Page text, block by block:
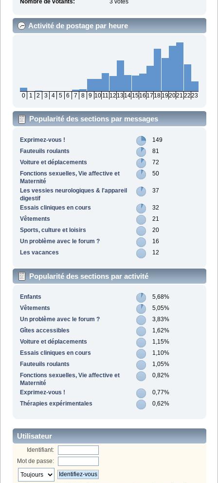
Activité de postage par heure
0 1 2 3 4 5 6 7 8 9 10 11 12 1314 1516 17 18 192021 2223
Popularité des sections par messages
Exprimez-vous !
149
Fauteuils roulants
81
Voiture et déplacements
72
Fonctions sexuelles, Vie affective et
Maternité
50
Les vessies neurologiques & l'appareil
digestif
37
Essais cliniques en cours
32
Vêtements
21
Sports, culture et loisirs
20
Un problème avec le forum ?
16
Les vacances
12
Popularité des sections par activité
Enfants
5,68%
Vêtements
5,05%
Un problème avec le forum ?
3,83%
Gîtes accessibles
1,62%
Voiture et déplacements
1,15%
Essais cliniques en cours
1,10%
Fauteuils roulants
1,05%
Fonctions sexuelles, Vie affective et
Maternité
0,82%
Exprimez-vous !
0,77%
Thérapies expérimentales
0,62%
Utilisateur
Identifiant:
Mot de passe: